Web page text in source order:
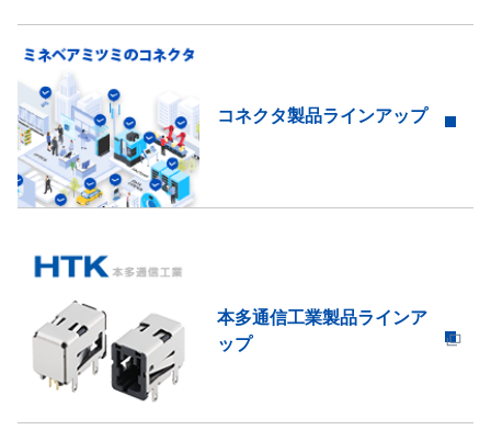
コネクタ製品ラインアップ
本多通信工業製品ラインア
ップ